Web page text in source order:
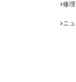
修
ニ